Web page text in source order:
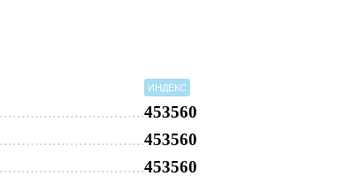
ИНДЕКС
453560
453560
453560